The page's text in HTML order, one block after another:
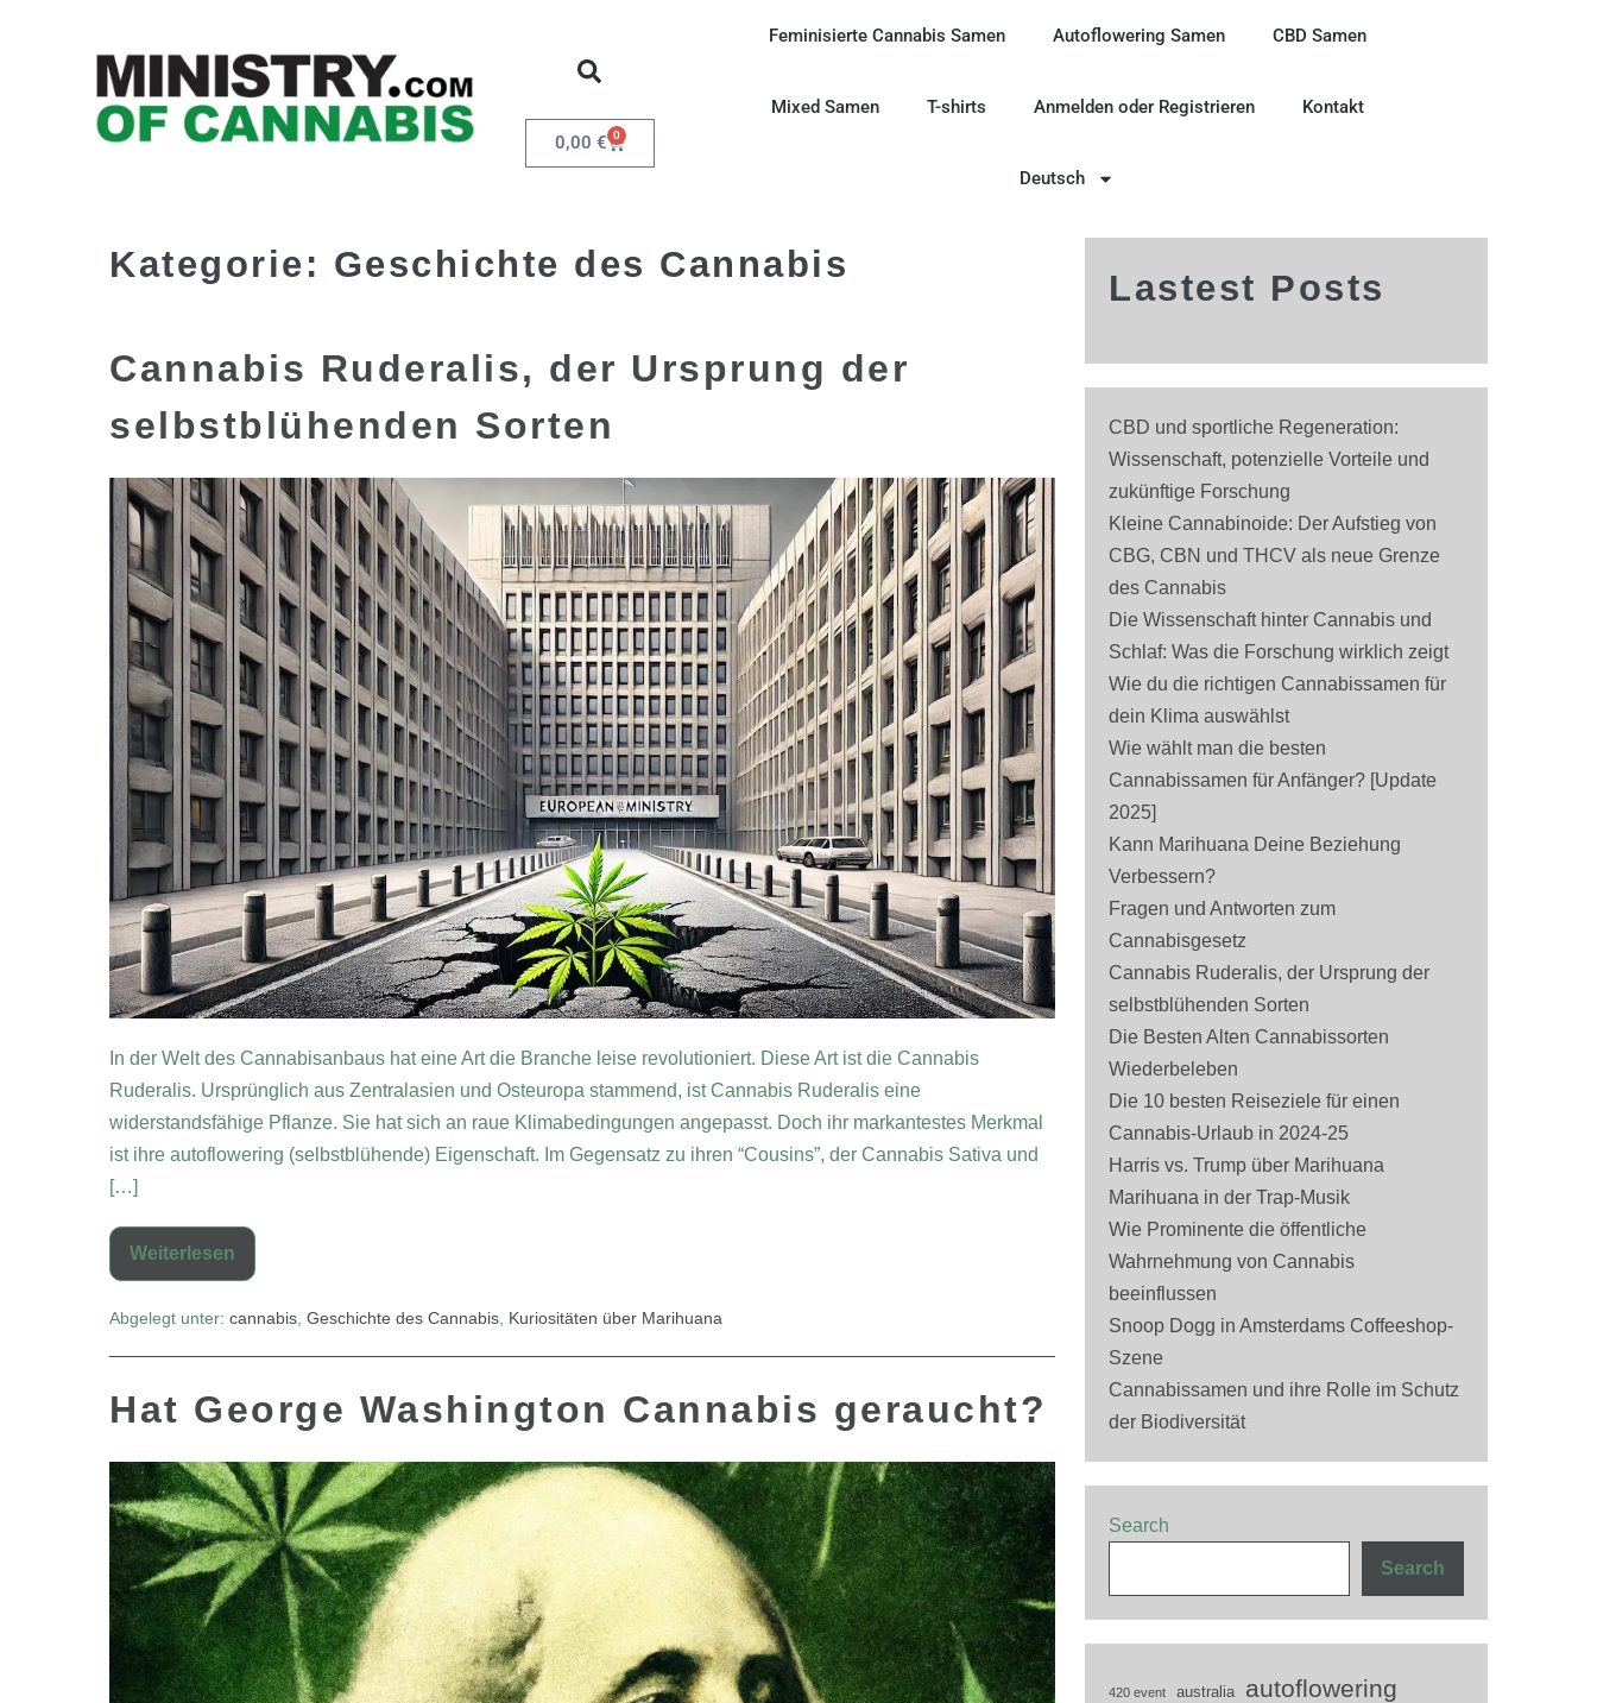
0,00 € 0
Feminisierte Cannabis Samen Autoflowering Samen CBD Samen
Mixed Samen T-shirts Anmelden oder Registrieren Kontakt
Deutsch
Kategorie: Geschichte des Cannabis
Cannabis Ruderalis, der Ursprung der
selbstblühenden Sorten
In der Welt des Cannabisanbaus hat eine Art die Branche leise revolutioniert. Diese Art ist die Cannabis
Ruderalis. Ursprünglich aus Zentralasien und Osteuropa stammend, ist Cannabis Ruderalis eine
widerstandsfähige Pflanze. Sie hat sich an raue Klimabedingungen angepasst. Doch ihr markantestes Merkmal
ist ihre autoflowering (selbstblühende) Eigenschaft. Im Gegensatz zu ihren “Cousins”, der Cannabis Sativa und
[…]
Weiterlesen
Abgelegt unter: cannabis Geschichte des Cannabis Kuriositäten über Marihuana
Hat George Washington Cannabis geraucht?
Lastest Posts
CBD und sportliche Regeneration:
Wissenschaft, potenzielle Vorteile und
zukünftige Forschung
Kleine Cannabinoide: Der Aufstieg von
CBG, CBN und THCV als neue Grenze
des Cannabis
Die Wissenschaft hinter Cannabis und
Schlaf: Was die Forschung wirklich zeigt
Wie du die richtigen Cannabissamen für
dein Klima auswählst
Wie wählt man die besten
Cannabissamen für Anfänger? [Update
2025]
Kann Marihuana Deine Beziehung
Verbessern?
Fragen und Antworten zum
Cannabisgesetz
Cannabis Ruderalis, der Ursprung der
selbstblühenden Sorten
Die Besten Alten Cannabissorten
Wiederbeleben
Die 10 besten Reiseziele für einen
Cannabis-Urlaub in 2024-25
Harris vs. Trump über Marihuana
Marihuana in der Trap-Musik
Wie Prominente die öffentliche
Wahrnehmung von Cannabis
beeinflussen
Snoop Dogg in Amsterdams Coffeeshop-
Szene
Cannabissamen und ihre Rolle im Schutz
der Biodiversität
Search
Search
420 event australia autoflowering